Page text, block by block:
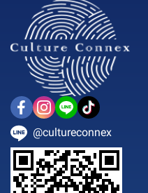
@cultureconnex